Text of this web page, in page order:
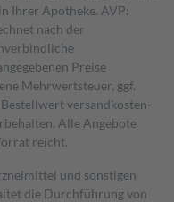
Ihrer Apotheke. AVP:
nach der
Preise
Mehrwertsteuer, ggf.
Bestell­wert versand­kosten­
Alle Angebote
reicht.
und sonstigen
die Durchführung von